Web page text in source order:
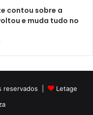
contou sobre a
e muda tudo no
reservados |
Letage